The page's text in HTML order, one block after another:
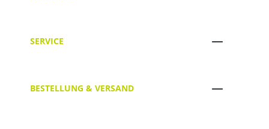
SERVICE
BESTELLUNG & VERSAND